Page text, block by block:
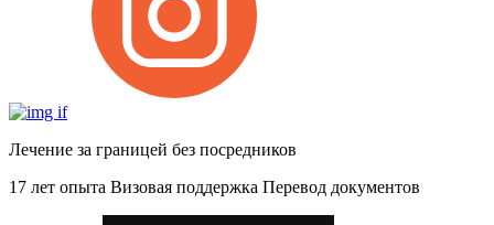
Лечение за границей без посредников
17 лет опыта Визовая поддержка Перевод документов